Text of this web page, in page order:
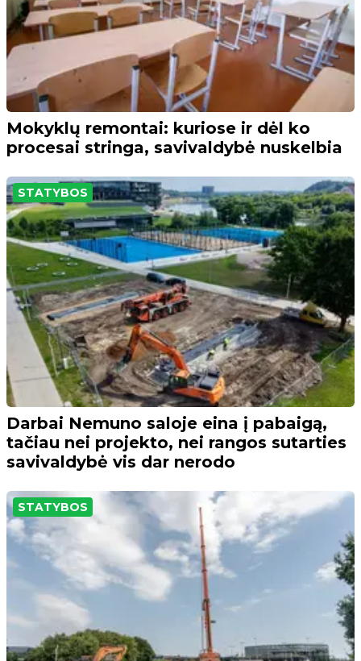
Mokyklų remontai: kuriose ir dėl ko
procesai stringa, savivaldybė nuskelbia
STATYBOS
Darbai Nemuno saloje eina į pabaigą,
tačiau nei projekto, nei rangos sutarties
savivaldybė vis dar nerodo
STATYBOS